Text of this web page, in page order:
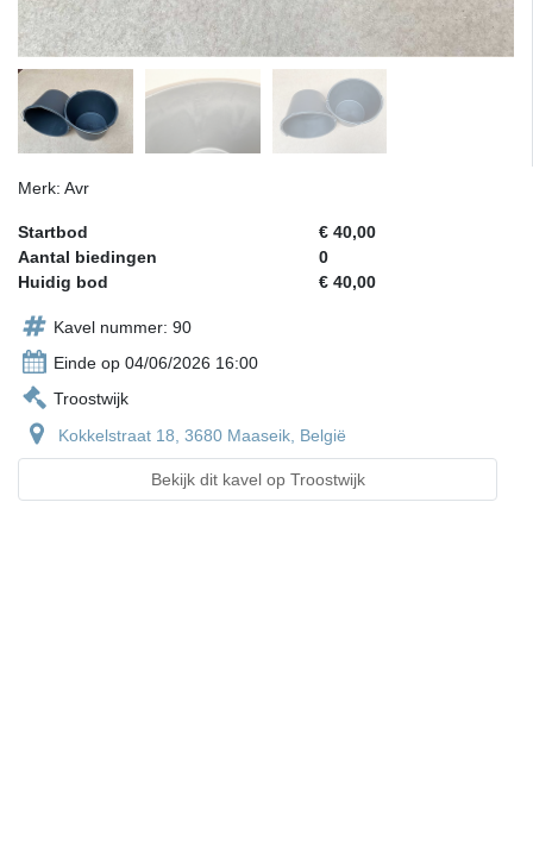
Merk: Avr
Startbod
€ 40,00
Aantal biedingen
0
Huidig bod
€ 40,00
Kavel nummer: 90
Einde op 04/06/2026 16:00
Troostwijk
Kokkelstraat 18, 3680 Maaseik, België
Bekijk dit kavel op Troostwijk